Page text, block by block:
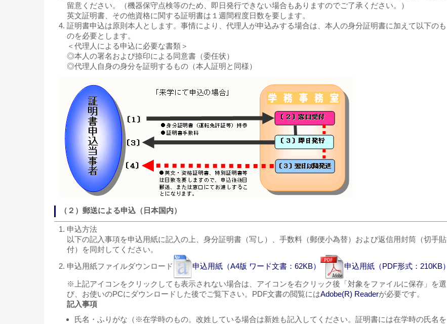
留意ください。（機器保守点検等のため、即日発行できない場合もありますのでご了承ください。）
英文証明書、その他資格に関する証明書は１週間程度日数を要します。
証明書申込は原則本人とします。事情により、代理人が申込みする場合は、本人の身分証明書に加えて以下のも
のを必要とします。
＜代理人による申込に必要な書類＞
◎本人の署名および捺印による同意書（委任状）
◎代理人自身の身分を証明するもの（本人証明と同様）
（２）郵送による申込（日本国内）
申込方法
以下の記入事項を申込用紙に記入の上、身分証明書（写し）、手数料（郵便小為替）および返信用封筒（切手貼
付）を同封してください。
申込用紙ファイルダウンロード
申込用紙（A4版 ワード文書：62KB） 申込用紙（PDF形式：210KB）
※上記アイコンをクリックしても表示されない場合は、アイコンを右クリック後「対象をファイルに保存」を選
び、お使いのPCにダウンロードした後でご覧下さい。PDF文書の閲覧にはAdobe(R) Readerが必要です。
記入事項
氏名・ふりがな（※在学時のもの。改姓している場合は新姓も記入してください。証明書には在学時の氏名を